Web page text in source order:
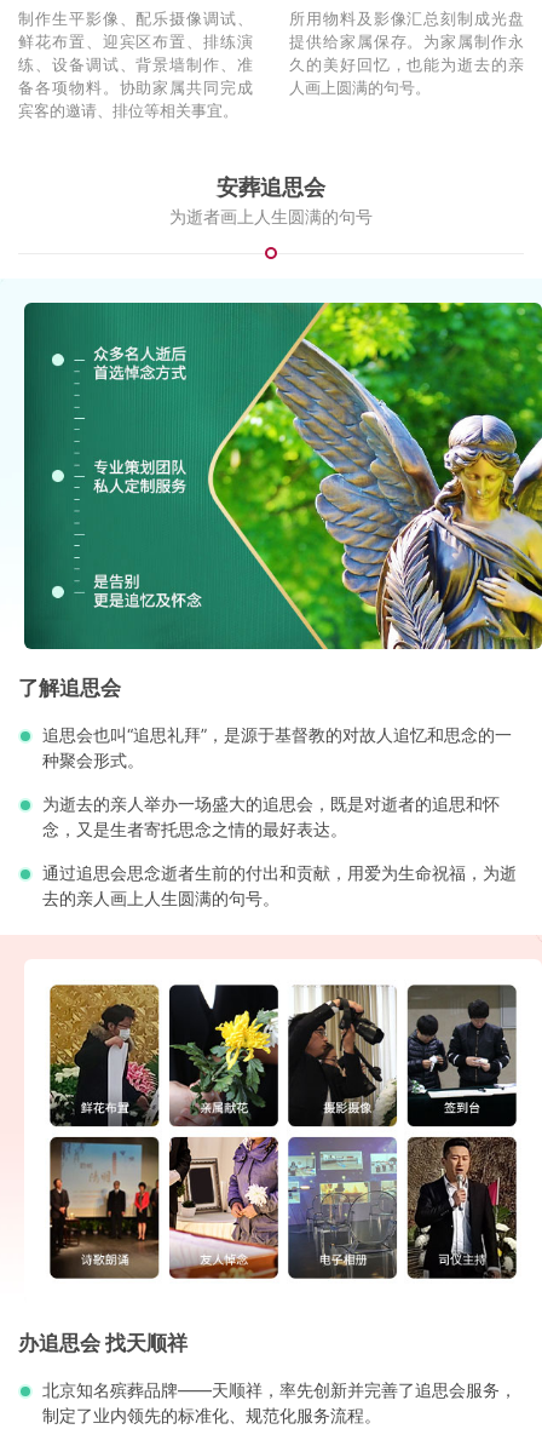
制作生平影像、配乐摄像调试、
鲜花布置、迎宾区布置、排练演
练、设备调试、背景墙制作、准
备各项物料。协助家属共同完成
宾客的邀请、排位等相关事宜。
所用物料及影像汇总刻制成光盘
提供给家属保存。为家属制作永
久的美好回忆，也能为逝去的亲
人画上圆满的句号。
安葬追思会
为逝者画上人生圆满的句号
了解追思会
追思会也叫“追思礼拜”，是源于基督教的对故人追忆和思念的一
种聚会形式。
为逝去的亲人举办一场盛大的追思会，既是对逝者的追思和怀
念，又是生者寄托思念之情的最好表达。
通过追思会思念逝者生前的付出和贡献，用爱为生命祝福，为逝
去的亲人画上人生圆满的句号。
办追思会 找天顺祥
北京知名殡葬品牌——天顺祥，率先创新并完善了追思会服务，
制定了业内领先的标准化、规范化服务流程。